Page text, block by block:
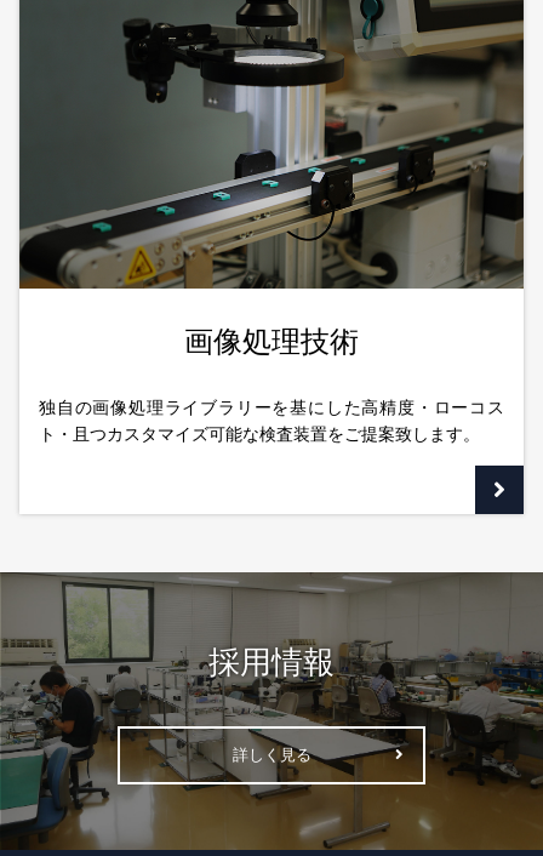
画像処理技術
独自の画像処理ライブラリーを基にした高精度・ローコス
ト・且つカスタマイズ可能な検査装置をご提案致します。
採用情報
詳しく見る